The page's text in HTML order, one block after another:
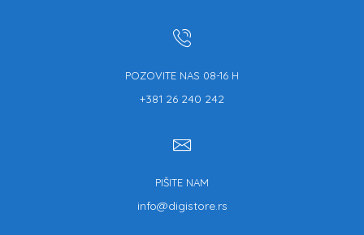
POZOVITE NAS 08-16 H
+381 26 240 242
PIŠITE NAM
info@digistore.rs